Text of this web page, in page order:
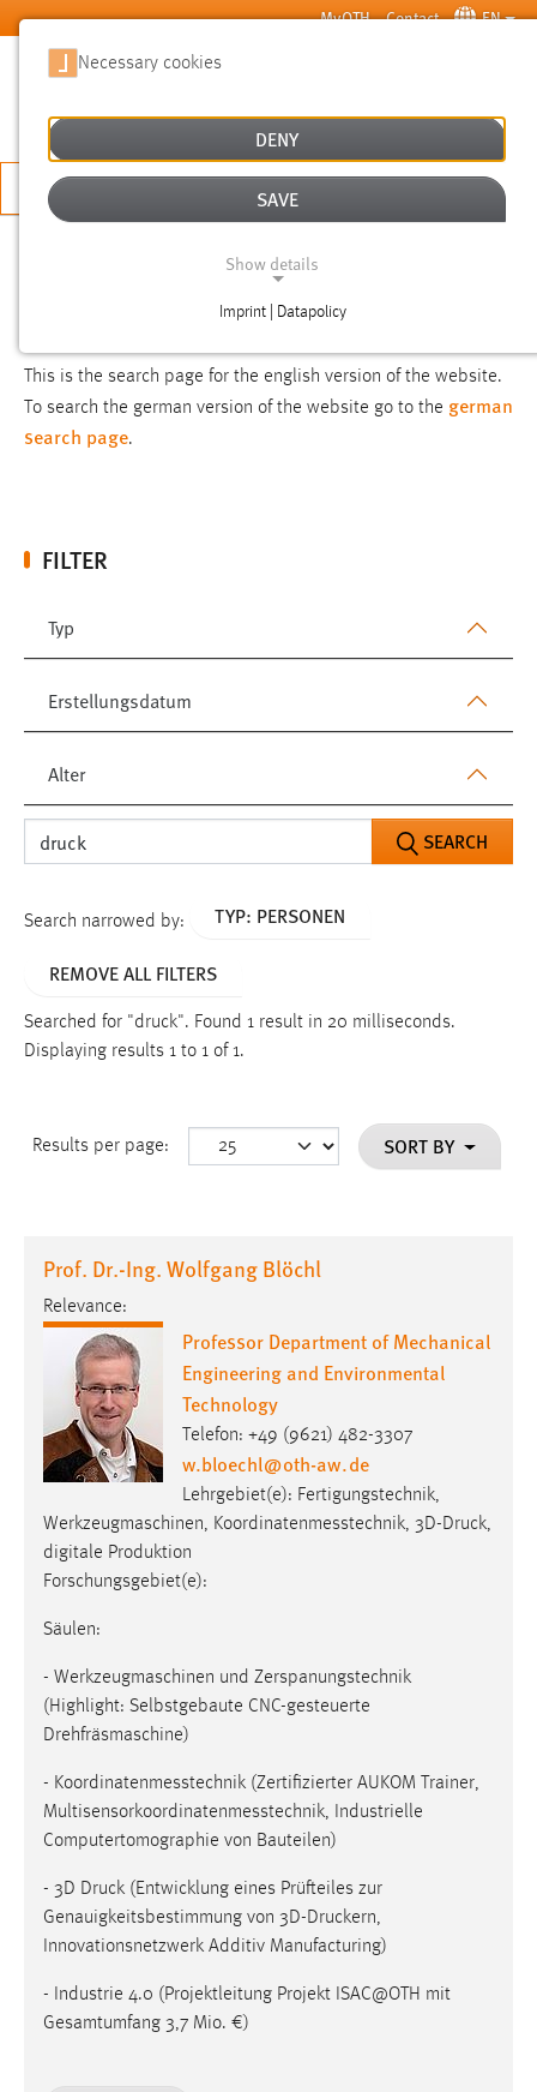
Skip to main content MyOTH Contact EN
APPLY NOW
This is the search page for the english version of the website.
To search the german version of the website go to the german
search page.
FILTER
Typ
Erstellungsdatum
Alter
SEARCH
Search narrowed by: TYP: PERSONEN
REMOVE ALL FILTERS
Searched for "druck". Found 1 result in 20 milliseconds.
Displaying results 1 to 1 of 1.
Results per page: SORT BY
Prof. Dr.-Ing. Wolfgang Blöchl
Relevance:
Professor Department of Mechanical
Engineering and Environmental
Technology
Telefon: +49 (9621) 482-3307
w.bloechl@oth-aw.de
Lehrgebiet(e): Fertigungstechnik,
Werkzeugmaschinen, Koordinatenmesstechnik, 3D-Druck,
digitale Produktion
Forschungsgebiet(e):
Säulen:
- Werkzeugmaschinen und Zerspanungstechnik
(Highlight: Selbstgebaute CNC-gesteuerte
Drehfräsmaschine)
- Koordinatenmesstechnik (Zertifizierter AUKOM Trainer,
Multisensorkoordinatenmesstechnik, Industrielle
Computertomographie von Bauteilen)
- 3D Druck (Entwicklung eines Prüfteiles zur
Genauigkeitsbestimmung von 3D-Druckern,
Innovationsnetzwerk Additiv Manufacturing)
- Industrie 4.0 (Projektleitung Projekt ISAC@OTH mit
Gesamtumfang 3,7 Mio. €)
Necessary cookies
DENY
SAVE
Show details
Imprint | Datapolicy